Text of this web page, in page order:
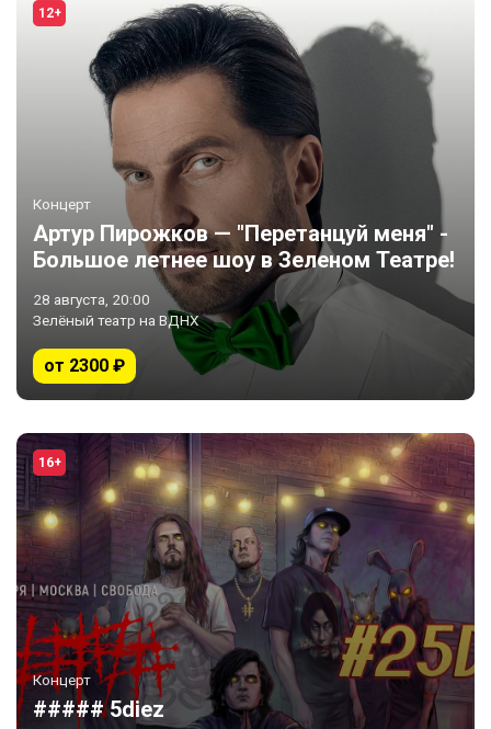
12+
Концерт
Артур Пирожков — "Перетанцуй меня" -
Большое летнее шоу в Зеленом Театре!
28 августа, 20:00
Зелёный театр на ВДНХ
от 2300 ₽
16+
Концерт
##### 5diez